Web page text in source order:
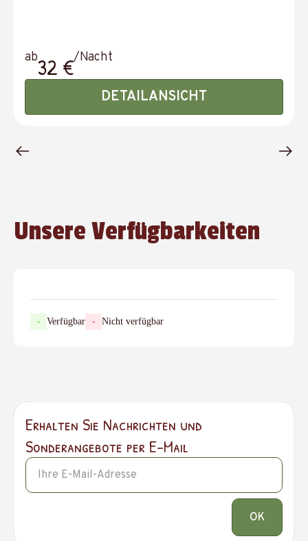
ab32 €/Nacht
DETAILANSICHT
Unsere Verfügbarkeiten
- Verfügbar - Nicht verfügbar
Erhalten Sie Nachrichten und
Sonderangebote per E-Mail
OK